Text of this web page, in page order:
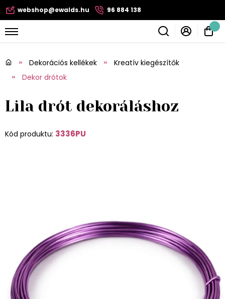
webshop@ewalds.hu 96 884 138
Dekorációs kellékek
Kreatív kiegészítők
Dekor drótok
Lila drót dekoráláshoz
Kód produktu: 3336PU